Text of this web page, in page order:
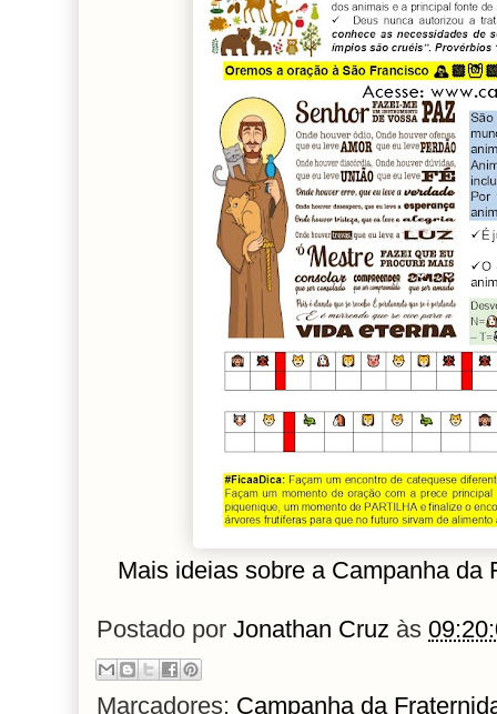
Mais ideias sobre a Campanha da
Postado por Jonathan Cruz às
Marcadores: Campanha da